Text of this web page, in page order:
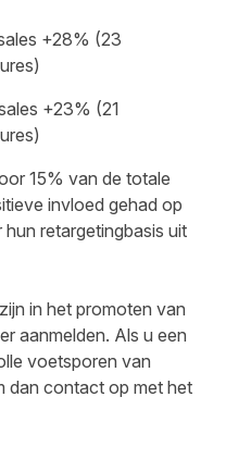
+28% (23
+23% (21
15% van de totale
invloed gehad op
retargetingbasis uit
in het promoten van
aanmelden. Als u een
voetsporen van
dan contact op met het